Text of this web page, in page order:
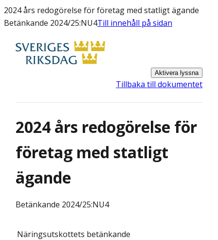
2024 års redogörelse för företag med statligt ägande
Betänkande 2024/25:NU4Till innehåll på sidan
Aktivera lyssna
Tillbaka till dokumentet
2024 års redogörelse för
företag med statligt
ägande
Betänkande 2024/25:NU4
Näringsutskottets betänkande